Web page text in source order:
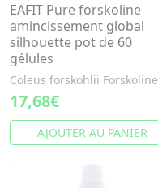
EAFIT Pure forskoline
amincissement global
silhouette pot de 60
gélules
Coleus forskohlii Forskoline
17,68€
AJOUTER AU PANIER